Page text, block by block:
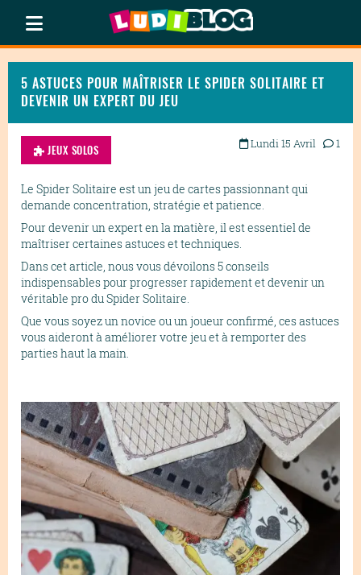
5 ASTUCES POUR MAÎTRISER LE SPIDER SOLITAIRE ET
DEVENIR UN EXPERT DU JEU
JEUX SOLOS Lundi 15 Avril 1
Le Spider Solitaire est un jeu de cartes passionnant qui
demande concentration, stratégie et patience.
Pour devenir un expert en la matière, il est essentiel de
maîtriser certaines astuces et techniques.
Dans cet article, nous vous dévoilons 5 conseils
indispensables pour progresser rapidement et devenir un
véritable pro du Spider Solitaire.
Que vous soyez un novice ou un joueur confirmé, ces astuces
vous aideront à améliorer votre jeu et à remporter des
parties haut la main.